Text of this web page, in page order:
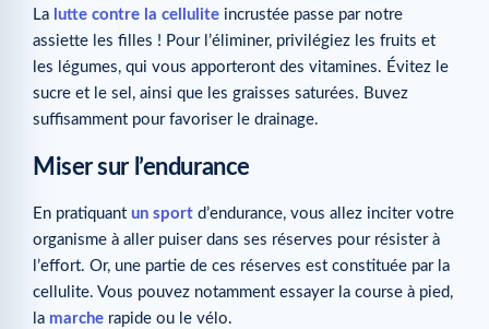
La lutte contre la cellulite incrustée passe par notre
assiette les filles ! Pour l’éliminer, privilégiez les fruits et
les légumes, qui vous apporteront des vitamines. Évitez le
sucre et le sel, ainsi que les graisses saturées. Buvez
suffisamment pour favoriser le drainage.
Miser sur l’endurance
En pratiquant un sport d’endurance, vous allez inciter votre
organisme à aller puiser dans ses réserves pour résister à
l’effort. Or, une partie de ces réserves est constituée par la
cellulite. Vous pouvez notamment essayer la course à pied,
la marche rapide ou le vélo.